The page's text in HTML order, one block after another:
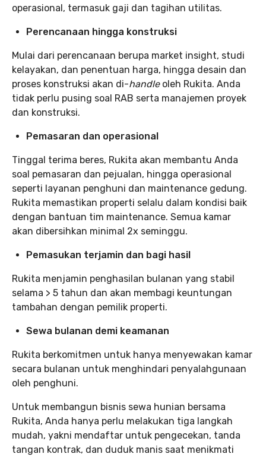
operasional, termasuk gaji dan tagihan utilitas.
Perencanaan hingga konstruksi
Mulai dari perencanaan berupa market insight, studi
kelayakan, dan penentuan harga, hingga desain dan
proses konstruksi akan di-handle oleh Rukita. Anda
tidak perlu pusing soal RAB serta manajemen proyek
dan konstruksi.
Pemasaran dan operasional
Tinggal terima beres, Rukita akan membantu Anda
soal pemasaran dan pejualan, hingga operasional
seperti layanan penghuni dan maintenance gedung.
Rukita memastikan properti selalu dalam kondisi baik
dengan bantuan tim maintenance. Semua kamar
akan dibersihkan minimal 2x seminggu.
Pemasukan terjamin dan bagi hasil
Rukita menjamin penghasilan bulanan yang stabil
selama > 5 tahun dan akan membagi keuntungan
tambahan dengan pemilik properti.
Sewa bulanan demi keamanan
Rukita berkomitmen untuk hanya menyewakan kamar
secara bulanan untuk menghindari penyalahgunaan
oleh penghuni.
Untuk membangun bisnis sewa hunian bersama
Rukita, Anda hanya perlu melakukan tiga langkah
mudah, yakni mendaftar untuk pengecekan, tanda
tangan kontrak, dan duduk manis saat menikmati